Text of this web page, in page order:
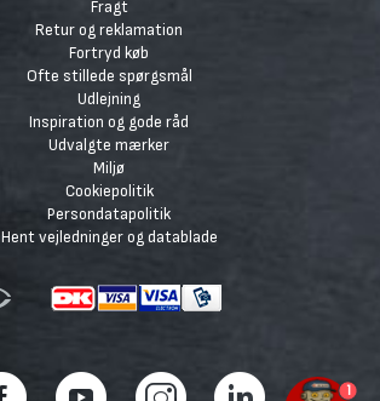
Fragt
Retur og reklamation
Fortryd køb
Ofte stillede spørgsmål
Udlejning
Inspiration og gode råd
Udvalgte mærker
Miljø
Cookiepolitik
Persondatapolitik
Hent vejledninger og datablade
1